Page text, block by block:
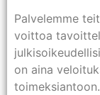
Palvelemme
voittoa
on aina
toimeksiantoon.